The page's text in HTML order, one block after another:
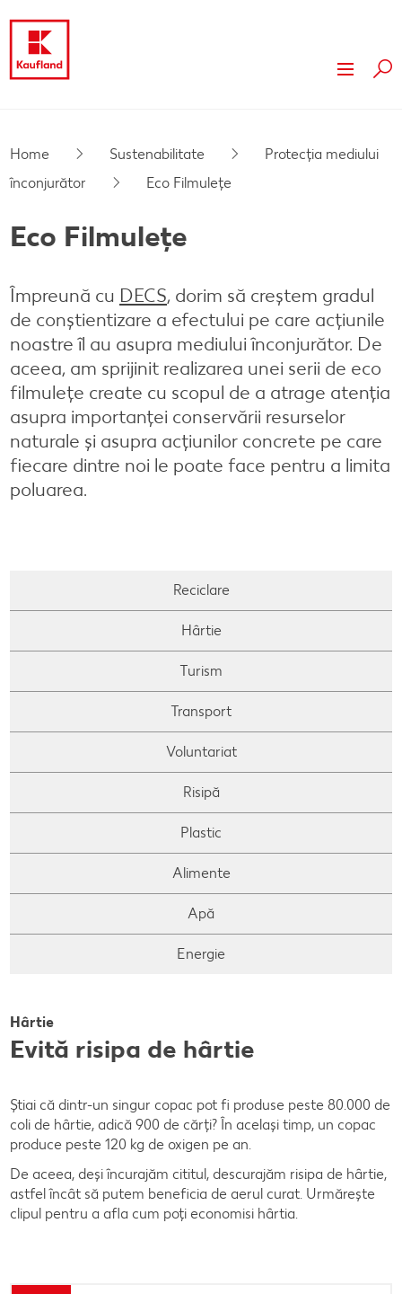
Sari la
Subsol
Valori
Istoric
Branduri proprii Kaufland
Sustenabilitate
Presă
Imobiliare
Kaufland în calitate de partner
Mod de constructie sustenabil
Dezvoltare
Închirieri spații comerciale
Oferte imobiliare
Card cadou
Publicitate
Home Sustenabilitate
Protecția mediului
înconjurător
Eco Filmulețe
Eco Filmulețe
Împreună cu DECS, dorim să creștem gradul
de conștientizare a efectului pe care acțiunile
noastre îl au asupra mediului înconjurător. De
aceea, am sprijinit realizarea unei serii de eco
filmulețe create cu scopul de a atrage atenția
asupra importanței conservării resurselor
naturale și asupra acțiunilor concrete pe care
fiecare dintre noi le poate face pentru a limita
poluarea.
Reciclare
Hârtie
Turism
Transport
Voluntariat
Risipă
Plastic
Alimente
Apă
Energie
Hârtie
Evită risipa de hârtie
Știai că dintr-un singur copac pot fi produse peste 80.000 de
coli de hârtie, adică 900 de cărți? În același timp, un copac
produce peste 120 kg de oxigen pe an.
De aceea, deși încurajăm cititul, descurajăm risipa de hârtie,
astfel încât să putem beneficia de aerul curat. Urmărește
clipul pentru a afla cum poți economisi hârtia.